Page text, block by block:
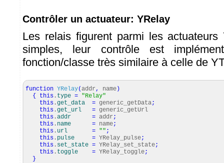
Contrôler un actuateur: YRelay
Les relais figurent parmi les actuateurs
simples, leur contrôle est
fonction/classe très similaire à celle de
function YRelay(addr, name )
{
this . type = "Relay"
this .get_data = generic_getData;
this .get_url = generic_getUrl
this .addr = addr ;
this . name = name;
this . url = "" ;
this . pulse = YRelay_pulse;
this . set_state = YRelay_set_state;
this . toggle = YRelay_toggle;
}